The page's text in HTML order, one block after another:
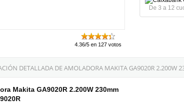
4.36/5 en 127 votos
De 3 a 12
DETALLADA DE AMOLADORA MAKITA GA9020R 2.200W
Makita GA9020R 2.200W 230mm